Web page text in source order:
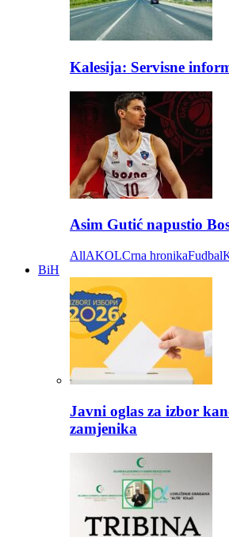
Kalesija: Servisne
Asim Gutić napustio
AllAKOLCrna hronikaFudbal
BiH
Javni oglas za izbor
zamjenika